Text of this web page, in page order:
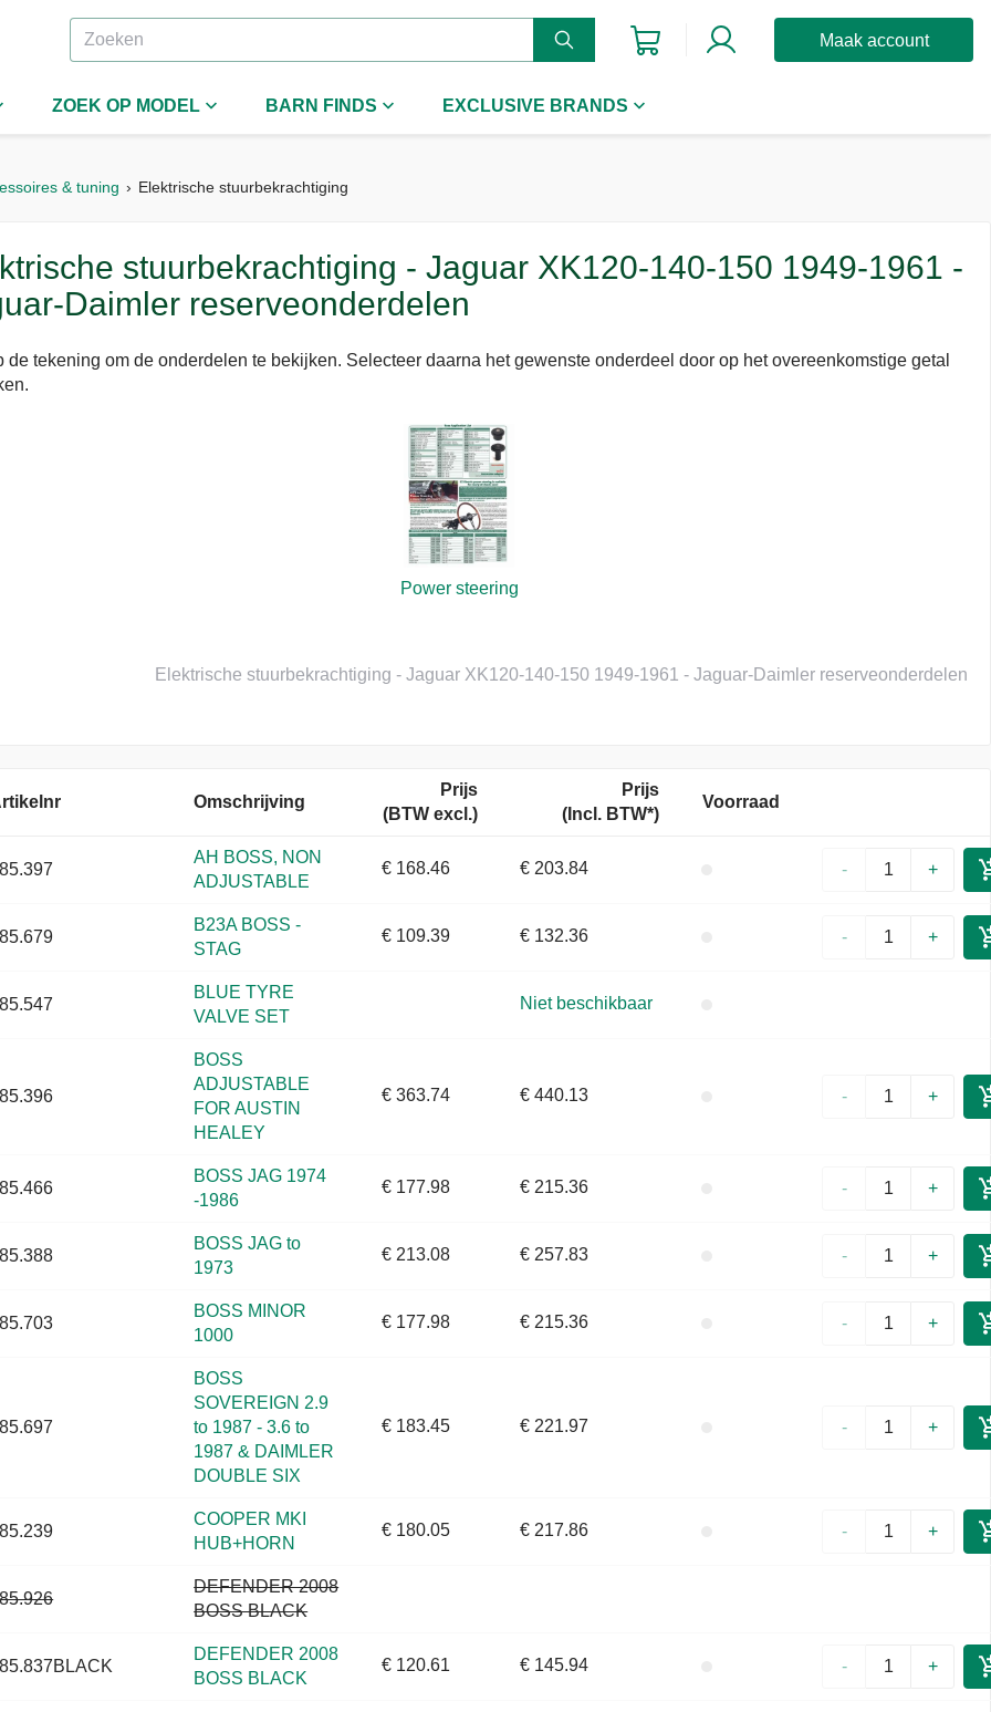
Maak account
ZOEK OP MODEL BARN FINDS EXCLUSIVE BRANDS
& tuning Elektrische stuurbekrachtiging
stuurbekrachtiging - Jaguar XK120-140-150 1949-1961 -
Daimler reserveonderdelen
de tekening om de onderdelen te bekijken. Selecteer daarna het gewenste onderdeel door op het overeenkomstige getal
Power steering
Elektrische stuurbekrachtiging - Jaguar XK120-140-150 1949-1961 - Jaguar-Daimler reserveonderdelen
Omschrijving
Prijs
(BTW excl.)
Prijs
(Incl. BTW*)
Voorraad
AH BOSS, NON
ADJUSTABLE
€ 168.46 € 203.84 - +
B23A BOSS -
STAG
€ 109.39 € 132.36 - +
BLUE TYRE
VALVE SET
Niet beschikbaar
BOSS
ADJUSTABLE
FOR AUSTIN
HEALEY
€ 363.74 € 440.13 - +
BOSS JAG 1974
-1986
€ 177.98 € 215.36 - +
BOSS JAG to
1973
€ 213.08 € 257.83 - +
BOSS MINOR
1000
€ 177.98 € 215.36 - +
BOSS
SOVEREIGN 2.9
to 1987 - 3.6 to
1987 & DAIMLER
DOUBLE SIX
€ 183.45 € 221.97 - +
COOPER MKI
HUB+HORN
€ 180.05 € 217.86 - +
DEFENDER 2008
BOSS BLACK
DEFENDER 2008
BOSS BLACK
€ 120.61 € 145.94 - +